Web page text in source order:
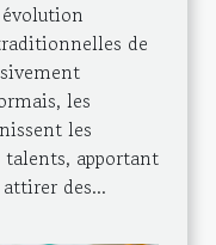
de
les
les
apportant
des...